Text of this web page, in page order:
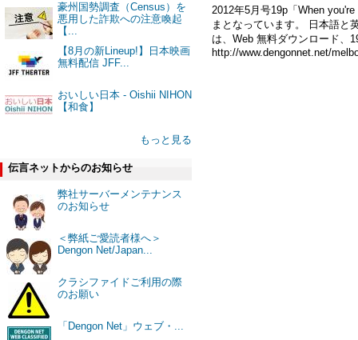
豪州国勢調査（Census）を
悪用した詐欺への注意喚起
【...
【8月の新Lineup!】日本映画
無料配信 JFF...
おいしい日本 - Oishii NIHON
【和食】
もっと見る
伝言ネットからのお知らせ
弊社サーバーメンテナンス
のお知らせ
＜弊紙ご愛読者様へ＞
Dengon Net/Japan...
クラシファイドご利用の際
のお願い
「Dengon Net」ウェブ・...
2012年5月号19p「When
まとなっています。 日本語と
は、Web 無料ダウンロード、
http://www.dengonnet.net/